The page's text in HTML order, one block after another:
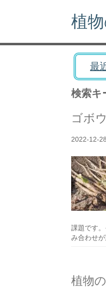
植
最
検索キ
2022-12-28
課題です
み合わせが
植物